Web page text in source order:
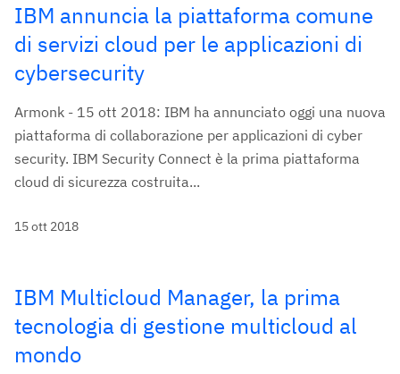
IBM annuncia la piattaforma comune
di servizi cloud per le applicazioni di
cybersecurity
Armonk - 15 ott 2018: IBM ha annunciato oggi una nuova
piattaforma di collaborazione per applicazioni di cyber
security. IBM Security Connect è la prima piattaforma
cloud di sicurezza costruita...
15 ott 2018
IBM Multicloud Manager, la prima
tecnologia di gestione multicloud al
mondo